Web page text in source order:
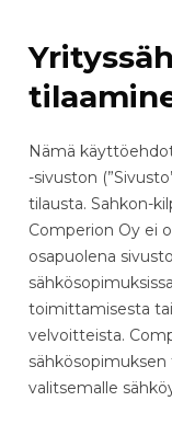
Nämä
-sivuston
tilausta. Sahkon-
Comperion Oy ei
osapuolena
toimittamisesta
velvoitteista.
valitsemalle